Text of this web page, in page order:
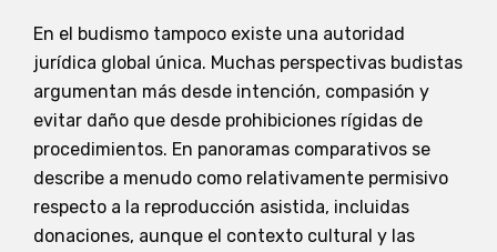
En el budismo tampoco existe una autoridad
jurídica global única. Muchas perspectivas budistas
argumentan más desde intención, compasión y
evitar daño que desde prohibiciones rígidas de
procedimientos. En panoramas comparativos se
describe a menudo como relativamente permisivo
respecto a la reproducción asistida, incluidas
donaciones, aunque el contexto cultural y las